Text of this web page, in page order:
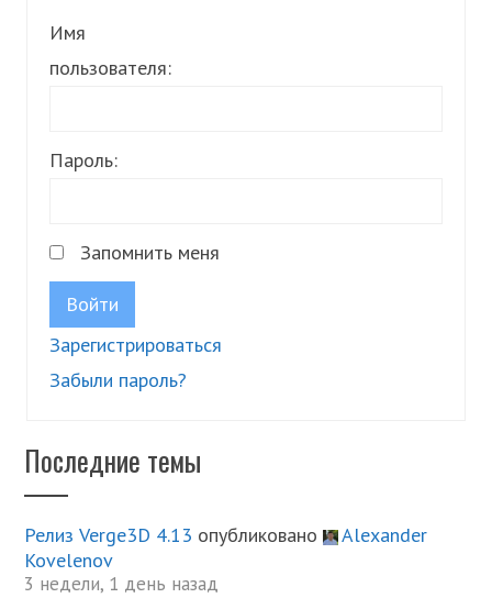
Имя
пользователя:
Пароль:
Запомнить меня
Войти
Зарегистрироваться
Забыли пароль?
Последние темы
Релиз Verge3D 4.13 опубликовано
Alexander
Kovelenov
3 недели, 1 день назад